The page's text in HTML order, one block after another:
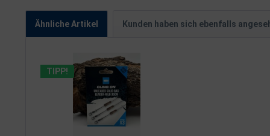
Ähnliche Artikel Kunden haben sich ebenfalls
TIPP!